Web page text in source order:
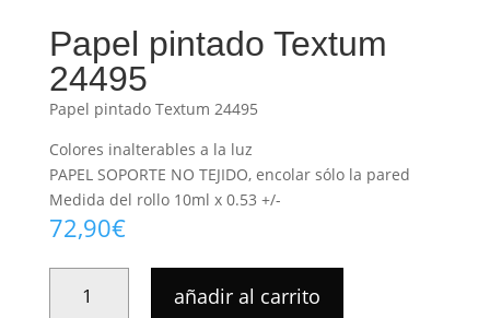
Papel pintado Textum
24495
Papel pintado Textum 24495
Colores inalterables a la luz
PAPEL SOPORTE NO TEJIDO, encolar sólo la pared
Medida del rollo 10ml x 0.53 +/-
72,90€
PINTADO
añadir al carrito